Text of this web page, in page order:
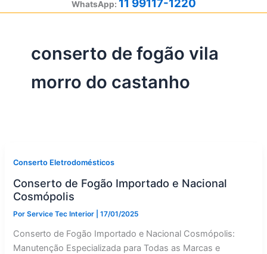
WhatsApp: 11 99117-1220
conserto de fogão vila
morro do castanho
Conserto Eletrodomésticos
Conserto de Fogão Importado e Nacional
Cosmópolis
PorService Tec Interior |17/01/2025
Conserto de Fogão Importado e Nacional Cosmópolis:
Manutenção Especializada para Todas as Marcas e